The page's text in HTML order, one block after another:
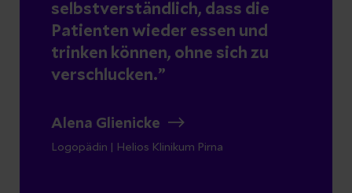
Logopädin | Helios Klinikum Pirna
selbstverständlich, dass die
Patienten wieder essen und
trinken können, ohne sich zu
verschlucken.
Alena Glienicke